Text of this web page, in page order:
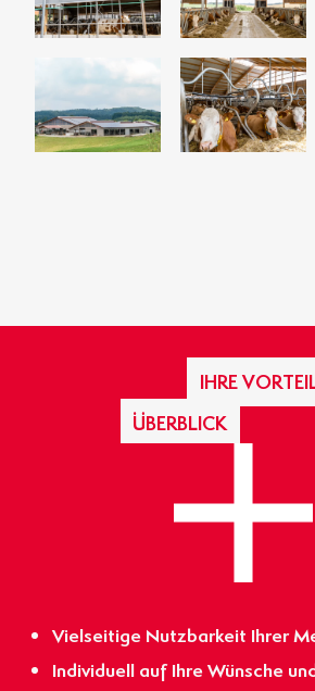
IHRE
ÜBERBLICK
Vielseitige Nutzbarkeit Ihrer
Individuell auf Ihre Wünsche